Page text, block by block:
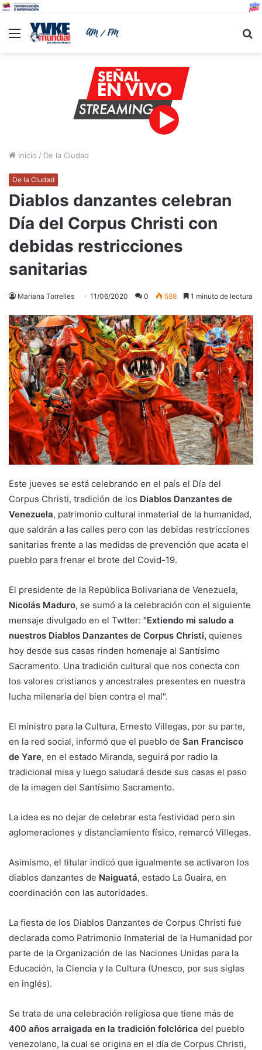
Menu
Inicio / De la Ciudad
De la Ciudad
Diablos danzantes celebran
Día del Corpus Christi con
debidas restricciones
sanitarias
Mariana Torrelles 11/06/2020 0 588 1 minuto de lectura
Este jueves se está celebrando en el país el Día del
Corpus Christi, tradición de los Diablos Danzantes de
Venezuela, patrimonio cultural inmaterial de la humanidad,
que saldrán a las calles pero con las debidas restricciones
sanitarias frente a las medidas de prevención que acata el
pueblo para frenar el brote del Covid-19.
El presidente de la República Bolivariana de Venezuela,
Nicolás Maduro, se sumó a la celebración con el siguiente
mensaje divulgado en el Twtter: "Extiendo mi saludo a
nuestros Diablos Danzantes de Corpus Christi, quienes
hoy desde sus casas rinden homenaje al Santísimo
Sacramento. Una tradición cultural que nos conecta con
los valores cristianos y ancestrales presentes en nuestra
lucha milenaria del bien contra el mal".
El ministro para la Cultura, Ernesto Villegas, por su parte,
en la red social, informó que el pueblo de San Francisco
de Yare, en el estado Miranda, seguirá por radio la
tradicional misa y luego saludará desde sus casas el paso
de la imagen del Santísimo Sacramento.
La idea es no dejar de celebrar esta festividad pero sin
aglomeraciones y distanciamiento físico, remarcó Villegas.
Asimismo, el titular indicó que igualmente se activaron los
diablos danzantes de Naiguatá, estado La Guaira, en
coordinación con las autoridades.
La fiesta de los Diablos Danzantes de Corpus Christi fue
declarada como Patrimonio Inmaterial de la Humanidad por
parte de la Organización de las Naciones Unidas para la
Educación, la Ciencia y la Cultura (Unesco, por sus siglas
en inglés).
Se trata de una celebración religiosa que tiene más de
400 años arraigada en la tradición folclórica del pueblo
venezolano, la cual se origina en el día de Corpus Christi,